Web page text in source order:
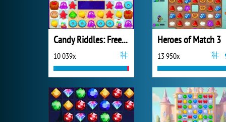
Candy Riddles: Free Match 3 Puzzle
10 039x
Heroes of Match 3
13 950x